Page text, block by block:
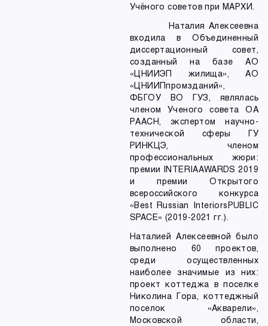
Учёного советов при МАРХИ.
Наталия Алексеевна
входила в Объединенный
диссертационный совет,
созданный на базе АО
«ЦНИИЭП жилища», АО
«ЦНИИПпромзданий»,
ФБГОУ ВО ГУЗ, являлась
членом Ученого совета ОА
РААСН, экспертом научно-
технической сферы ГУ
РИНКЦЭ, членом
профессиональных жюри:
премии INTERIA AWARDS 2019
и премии Открытого
всероссийского конкурса
«Best Russian InteriorsPUBLIC
SPACE» (2019-2021 гг.).
Наталией Алексеевной было
выполнено 60 проектов,
среди осуществленных
наиболее значимые из них:
проект коттеджа в поселке
Николина Гора, коттеджный
поселок «Акварели»,
Московской области,